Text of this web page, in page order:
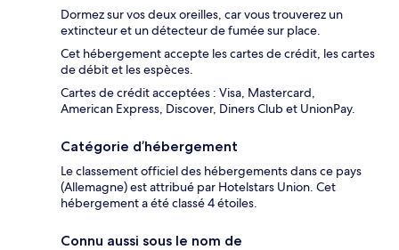
Dormez sur vos deux oreilles, car vous trouverez un
extincteur et un détecteur de fumée sur place.
Cet hébergement accepte les cartes de crédit, les cartes
de débit et les espèces.
Cartes de crédit acceptées : Visa, Mastercard,
American Express, Discover, Diners Club et UnionPay.
Catégorie d’hébergement
Le classement officiel des hébergements dans ce pays
(Allemagne) est attribué par Hotelstars Union. Cet
hébergement a été classé 4 étoiles.
Connu aussi sous le nom de